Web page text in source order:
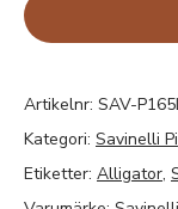
Artikelnr: SAV-
Kategori: Savinelli
Etiketter: Alligator,